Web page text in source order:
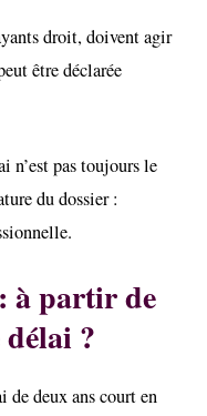
droit, doivent agir
être déclarée
n’est pas toujours le
du dossier :
à partir de
?
de deux ans court en